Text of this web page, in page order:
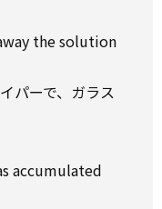
the solution
パーで、ガラス
accumulated